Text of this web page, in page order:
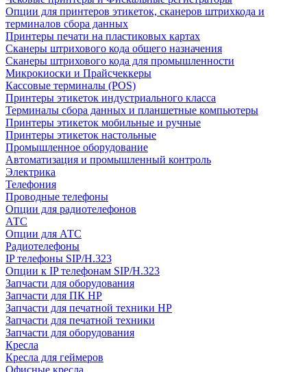
Опции для принтеров этикеток, сканеров штрихкода и
терминалов сбора данных
Принтеры печати на пластиковых картах
Сканеры штрихового кода общего назначения
Сканеры штрихового кода для промышленности
Микрокиоски и Прайсчеккеры
Кассовые терминалы (POS)
Принтеры этикеток индустриального класса
Терминалы сбора данных и планшетные компьютеры
Принтеры этикеток мобильные и ручные
Принтеры этикеток настольные
Промышленное оборудование
Автоматизация и промышленный контроль
Электрика
Телефония
Проводные телефоны
Опции для радиотелефонов
АТС
Опции для АТС
Радиотелефоны
IP телефоны SIP/H.323
Опции к IP телефонам SIP/H.323
Запчасти для оборудования
Запчасти для ПК HP
Запчасти для печатной техники HP
Запчасти для печатной техники
Запчасти для оборудования
Кресла
Кресла для геймеров
Офисные кресла